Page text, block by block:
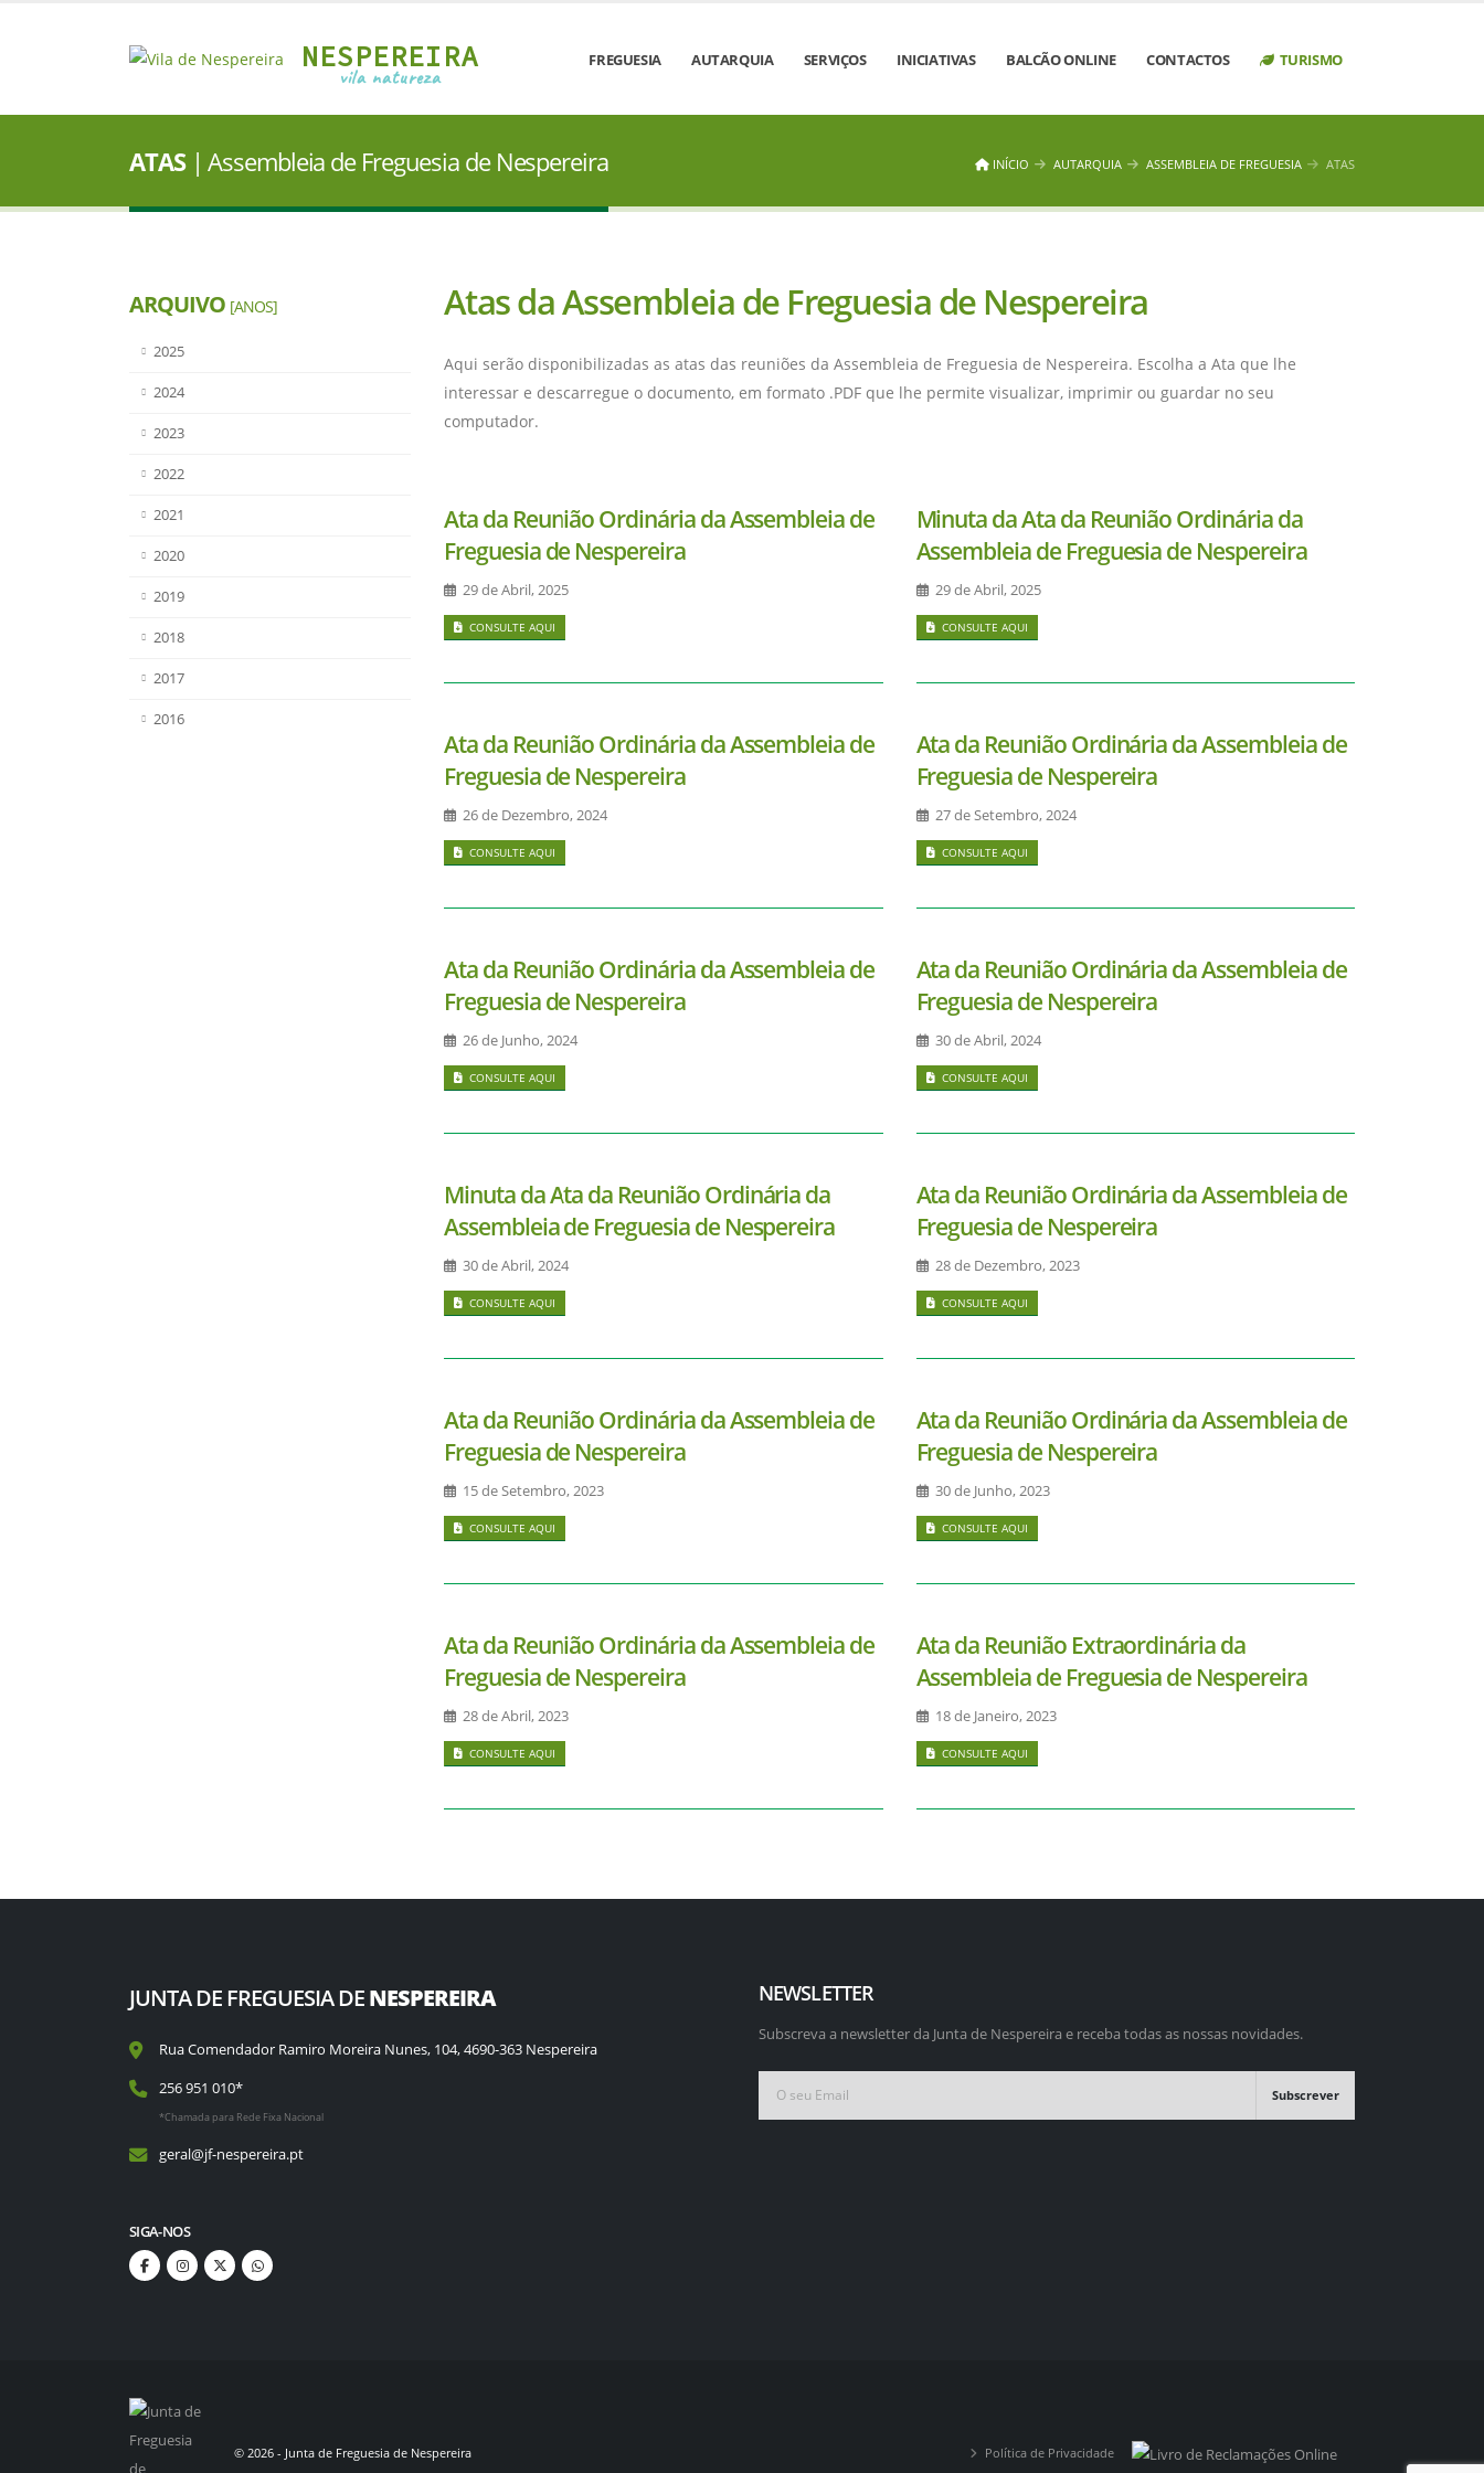
NESPEREIRA
vila natureza
FREGUESIA AUTARQUIA SERVIÇOS INICIATIVAS BALCÃO ONLINE CONTACTOS TURISMO
ATAS| Assembleia de Freguesia de Nespereira INÍCIO AUTARQUIA ASSEMBLEIA DE FREGUESIA ATAS
ARQUIVO [ANOS]
2025
2024
2023
2022
2021
2020
2019
2018
2017
2016
Atas da Assembleia de Freguesia de Nespereira
Aqui serão disponibilizadas as atas das reuniões da Assembleia de Freguesia de Nespereira. Escolha a Ata que lhe
interessar e descarregue o documento, em formato .PDF que lhe permite visualizar, imprimir ou guardar no seu
computador.
Ata da Reunião Ordinária da Assembleia de
Freguesia de Nespereira
29 de Abril, 2025
CONSULTE AQUI
Minuta da Ata da Reunião Ordinária da
Assembleia de Freguesia de Nespereira
29 de Abril, 2025
CONSULTE AQUI
Ata da Reunião Ordinária da Assembleia de
Freguesia de Nespereira
26 de Dezembro, 2024
CONSULTE AQUI
Ata da Reunião Ordinária da Assembleia de
Freguesia de Nespereira
27 de Setembro, 2024
CONSULTE AQUI
Ata da Reunião Ordinária da Assembleia de
Freguesia de Nespereira
26 de Junho, 2024
CONSULTE AQUI
Ata da Reunião Ordinária da Assembleia de
Freguesia de Nespereira
30 de Abril, 2024
CONSULTE AQUI
Minuta da Ata da Reunião Ordinária da
Assembleia de Freguesia de Nespereira
30 de Abril, 2024
CONSULTE AQUI
Ata da Reunião Ordinária da Assembleia de
Freguesia de Nespereira
28 de Dezembro, 2023
CONSULTE AQUI
Ata da Reunião Ordinária da Assembleia de
Freguesia de Nespereira
15 de Setembro, 2023
CONSULTE AQUI
Ata da Reunião Ordinária da Assembleia de
Freguesia de Nespereira
30 de Junho, 2023
CONSULTE AQUI
Ata da Reunião Ordinária da Assembleia de
Freguesia de Nespereira
28 de Abril, 2023
CONSULTE AQUI
Ata da Reunião Extraordinária da
Assembleia de Freguesia de Nespereira
18 de Janeiro, 2023
CONSULTE AQUI
JUNTA DE FREGUESIA DENESPEREIRA
Rua Comendador Ramiro Moreira Nunes, 104, 4690-363 Nespereira
256 951 010*
*Chamada para Rede Fixa Nacional
geral@jf-nespereira.pt
SIGA-NOS
NEWSLETTER
Subscreva a newsletter da Junta de Nespereira e receba todas as nossas novidades.
Subscrever
© 2026 - Junta de Freguesia de Nespereira Política de Privacidade